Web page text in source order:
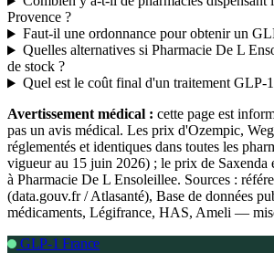
Provence ?
Faut-il une ordonnance pour obtenir un
Quelles alternatives si Pharmacie De L
de stock ?
Quel est le coût final d'un traitement GLP-
Avertissement médical : cette page est
pas un avis médical. Les prix d'Ozempic,
réglementés et identiques dans toutes les
vigueur au 15 juin 2026) ; le prix de Saxenda
à Pharmacie De L Ensoleillee. Sources :
(data.gouv.fr / Atlasanté), Base de données
médicaments, Légifrance, HAS, Ameli —
GLP-1 France